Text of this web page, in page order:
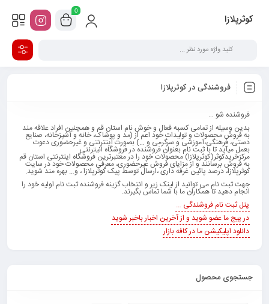
کوثرپلازا
0
فروشندگی در کوثرپلازا
فروشنده شو …
بدین وسیله از تمامی کسبه فعال و خوش نام استان قم و همچنین افراد علاقه مند
به فروش محصولات و تولیدات خود اعم از (مد و پوشاک، خانه و آشپزخانه، صنایع
دستی، فرهنگی،آموزشی و سرگرمی و …) بصورت اینترنتی و غیرحضوری دعوت
بعمل می­آید تا با ثبت نام بعنوان فروشنده در فروشگاه انیترنتی
مرکزخریدکوثر(کوثرپلازا) محصولات خود را در معتبرترین فروشگاه اینترنتی استان قم
به فروش برسانند و از مزایای فروش غیرحضوری، معرفی محصولات خود در سایت
کوثرپلازا، درصد پائین غرفه داری ،ارسال توسط پیک کوثرپلازا ، و… بهره ­مند شوید.
جهت ثبت نام می توانید از لینک زیر و انتخاب گزینه فروشنده ثبت نام اولیه خود را
انجام دهید تا همکاران ما با شما تماس بگیرند.
پنل ثبت نام فروشندگی …
در پیج ما عضو شوید و از آخرین اخبار باخبر شوید
دانلود اپلیکیشن ما در کافه بازار
جستجوی محصول